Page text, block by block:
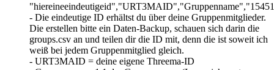
- Die eindeutige ID erhältst du über deine Gruppenmitglieder.
Die erstellen bitte ein Daten-Backup, schauen sich darin die
groups.csv an und teilen dir die ID mit, denn die ist soweit ich
weiß bei jedem Gruppenmitglied gleich.
- URT3MAID = deine eigene Threema-ID